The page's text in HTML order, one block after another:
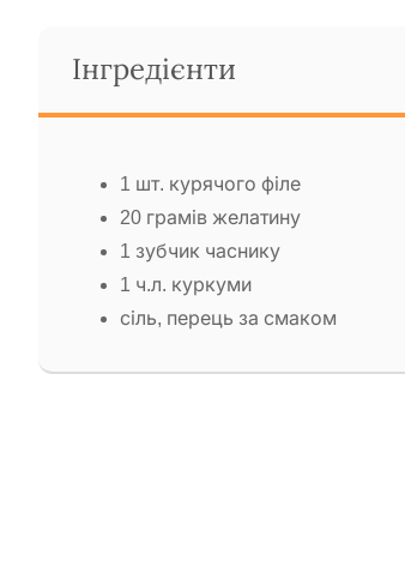
Інгредієнти
1 шт. курячого філе
20 грамів желатину
1 зубчик часнику
1 ч.л. куркуми
сіль, перець за смаком